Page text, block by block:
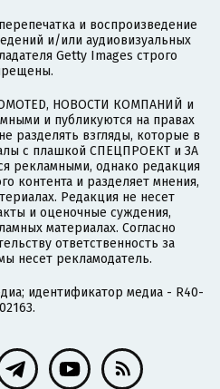
и воспроизведение
и/или аудиовизуальных
Getty Images строго
НОВОСТИ КОМПАНИЙ и
и публикуются на правах
разделять взгляды, которые в
с плашкой СПЕЦПРОЕКТ и ЗА
рекламными, однако редакция
контента и разделяет мнения,
Редакция не несет
и оценочные суждения,
материалах. Согласно
ответственность за
несет рекламодатель.
идентификатор медиа - R40-
02163.